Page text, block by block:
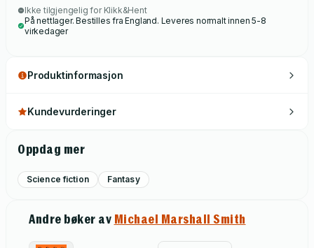
Head Explodes, ONLY FORWARD is a novel you'll never
forget.
Ikke tilgjengelig for Klikk&Hent
På nettlager. Bestilles fra England. Leveres normalt innen 5-8
virkedager
Produktinformasjon
Kundevurderinger
Oppdag mer
Science fiction Fantasy
Andre bøker av Michael Marshall Smith